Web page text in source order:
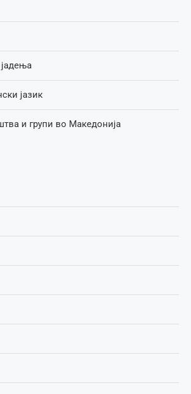
јазик
и групи во Македонија